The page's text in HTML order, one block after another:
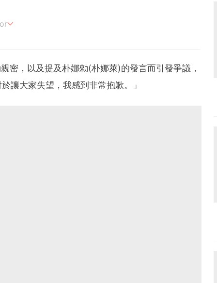
密，以及提及朴娜勑(朴娜萊)的發言而引發爭議，
讓大家失望，我感到非常抱歉。」